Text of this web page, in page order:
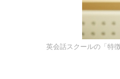
英会話スクールの「特